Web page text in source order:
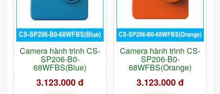
Camera hành trình CS-
SP206-B0-
68WFBS(Blue)
3.123.000 đ
Camera hành trình CS-
SP206-B0-
68WFBS(Orange)
3.123.000 đ